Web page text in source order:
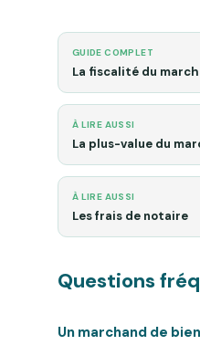
GUIDE COMPLET
La fiscalité du
À LIRE AUSSI
La plus-value du
À LIRE AUSSI
Les frais de notaire
Questions
Un marchand de